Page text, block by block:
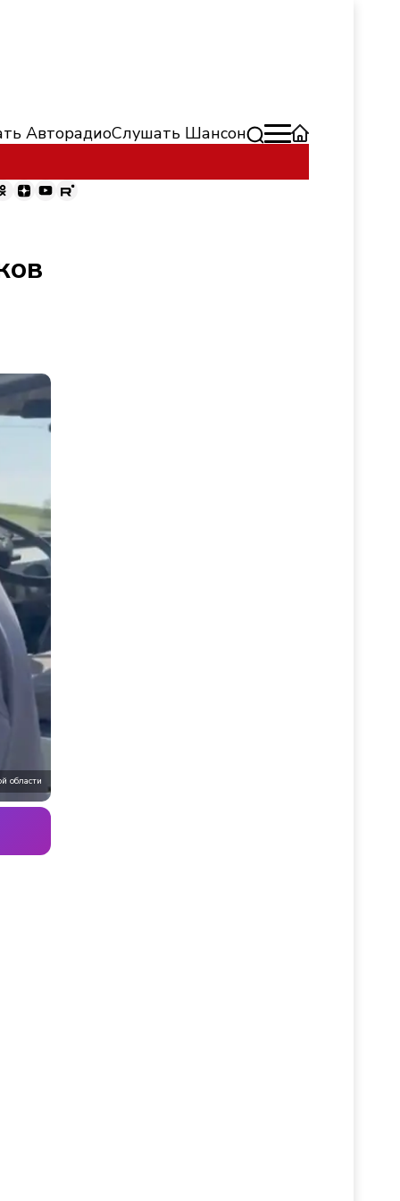
АвторадиоСлушать Шансон
области